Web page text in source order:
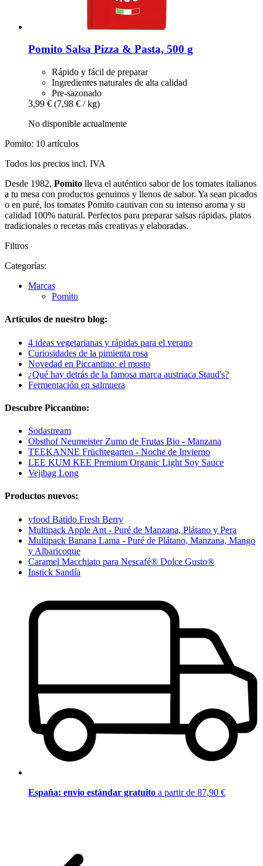
Pomito Salsa Pizza & Pasta, 500 g
Rápido y fácil de preparar
Ingredientes naturales de alta calidad
Pre-sazonado
3,99 € (7,98 € / kg)
No disponible actualmente
Pomìto: 10 artículos
Todos los precios incl. IVA
Desde 1982, Pomìto lleva el auténtico sabor de los tomates italianos
a tu mesa con productos genuinos y llenos de sabor. Ya sean picados
o en puré, los tomates Pomìto cautivan con su intenso aroma y su
calidad 100% natural. Perfectos para preparar salsas rápidas, platos
tradicionales o recetas más creativas y elaboradas.
Filtros
Categorías:
Marcas
Pomìto
Artículos de nuestro blog:
4 ideas vegetarianas y rápidas para el verano
Curiosidades de la pimienta rosa
Novedad en Piccantino: el mosto
¿Qué hay detrás de la famosa marca austriaca Staud's?
Fermentación en salmuera
Descubre Piccantino:
Sodastream
Obsthof Neumeister Zumo de Frutas Bio - Manzana
TEEKANNE Früchtegarten - Noche de Invierno
LEE KUM KEE Premium Organic Light Soy Sauce
Vejibag Long
Productos nuevos:
yfood Batido Fresh Berry
Multipack Apple Ant - Puré de Manzana, Plátano y Pera
Multipack Banana Lama - Puré de Plátano, Manzana, Mango
y Albaricoque
Caramel Macchiato para Nescafé® Dolce Gusto®
Instick Sandía
España: envío estándar gratuito a partir de 87,90 €